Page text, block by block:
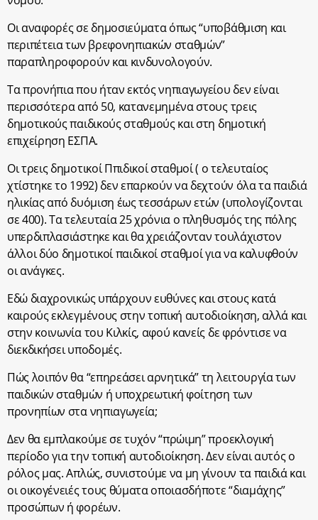
Οι αναφορές σε δημοσιεύματα όπως “υποβάθμιση και
περιπέτεια των βρεφονηπιακών σταθμών”
παραπληροφορούν και κινδυνολογούν.
Τα προνήπια που ήταν εκτός νηπιαγωγείου δεν είναι
περισσότερα από 50, κατανεμημένα στους τρεις
δημοτικούς παιδικούς σταθμούς και στη δημοτική
επιχείρηση ΕΣΠΑ.
Οι τρεις δημοτικοί Ππιδικοί σταθμοί ( ο τελευταίος
χτίστηκε το 1992) δεν επαρκούν να δεχτούν όλα τα παιδιά
ηλικίας από δυόμιση έως τεσσάρων ετών (υπολογίζονται
σε 400). Τα τελευταία 25 χρόνια ο πληθυσμός της πόλης
υπερδιπλασιάστηκε και θα χρειάζονταν τουλάχιστον
άλλοι δύο δημοτικοί παιδικοί σταθμοί για να καλυφθούν
οι ανάγκες.
Εδώ διαχρονικώς υπάρχουν ευθύνες και στους κατά
καιρούς εκλεγμένους στην τοπική αυτοδιοίκηση, αλλά και
στην κοινωνία του Κιλκίς, αφού κανείς δε φρόντισε να
διεκδικήσει υποδομές.
Πώς λοιπόν θα “επηρεάσει αρνητικά” τη λειτουργία των
παιδικών σταθμών ή υποχρεωτική φοίτηση των
προνηπίων στα νηπιαγωγεία;
Δεν θα εμπλακούμε σε τυχόν “πρώιμη” προεκλογική
περίοδο για την τοπική αυτοδιοίκηση. Δεν είναι αυτός ο
ρόλος μας. Απλώς, συνιστούμε να μη γίνουν τα παιδιά και
οι οικογένειές τους θύματα οποιασδήποτε “διαμάχης”
προσώπων ή φορέων.